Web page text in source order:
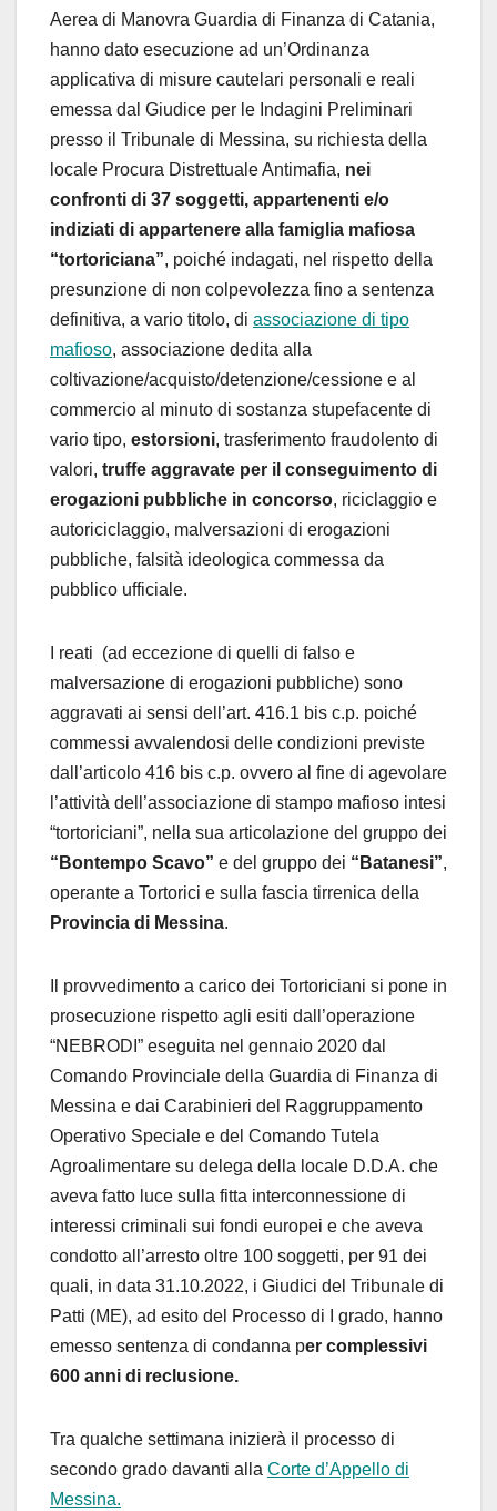
Aerea di Manovra Guardia di Finanza di Catania,
hanno dato esecuzione ad un’Ordinanza
applicativa di misure cautelari personali e reali
emessa dal Giudice per le Indagini Preliminari
presso il Tribunale di Messina, su richiesta della
locale Procura Distrettuale Antimafia, nei
confronti di 37 soggetti, appartenenti e/o
indiziati di appartenere alla famiglia mafiosa
“tortoriciana”, poiché indagati, nel rispetto della
presunzione di non colpevolezza fino a sentenza
definitiva, a vario titolo, di associazione di tipo
mafioso, associazione dedita alla
coltivazione/acquisto/detenzione/cessione e al
commercio al minuto di sostanza stupefacente di
vario tipo, estorsioni, trasferimento fraudolento di
valori, truffe aggravate per il conseguimento di
erogazioni pubbliche in concorso, riciclaggio e
autoriciclaggio, malversazioni di erogazioni
pubbliche, falsità ideologica commessa da
pubblico ufficiale.
I reati (ad eccezione di quelli di falso e
malversazione di erogazioni pubbliche) sono
aggravati ai sensi dell’art. 416.1 bis c.p. poiché
commessi avvalendosi delle condizioni previste
dall’articolo 416 bis c.p. ovvero al fine di agevolare
l’attività dell’associazione di stampo mafioso intesi
“tortoriciani”, nella sua articolazione del gruppo dei
“Bontempo Scavo” e del gruppo dei “Batanesi”,
operante a Tortorici e sulla fascia tirrenica della
Provincia di Messina.
Il provvedimento a carico dei Tortoriciani si pone in
prosecuzione rispetto agli esiti dall’operazione
“NEBRODI” eseguita nel gennaio 2020 dal
Comando Provinciale della Guardia di Finanza di
Messina e dai Carabinieri del Raggruppamento
Operativo Speciale e del Comando Tutela
Agroalimentare su delega della locale D.D.A. che
aveva fatto luce sulla fitta interconnessione di
interessi criminali sui fondi europei e che aveva
condotto all’arresto oltre 100 soggetti, per 91 dei
quali, in data 31.10.2022, i Giudici del Tribunale di
Patti (ME), ad esito del Processo di I grado, hanno
emesso sentenza di condanna per complessivi
600 anni di reclusione.
Tra qualche settimana inizierà il processo di
secondo grado davanti alla Corte d’Appello di
Messina.